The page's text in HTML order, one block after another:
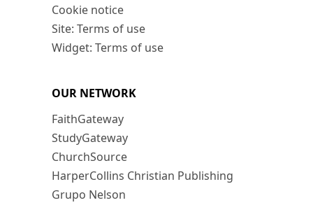
Cookie notice
Site: Terms of use
Widget: Terms of use
OUR NETWORK
FaithGateway
StudyGateway
ChurchSource
HarperCollins Christian Publishing
Grupo Nelson